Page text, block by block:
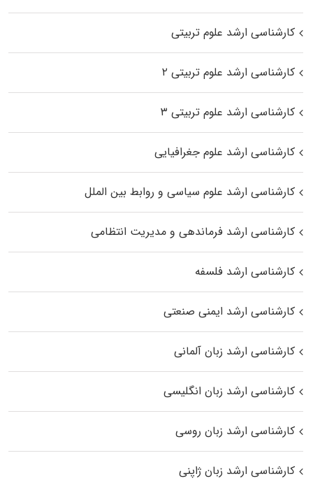
کارشناسی ارشد علوم تربیتی
کارشناسی ارشد علوم تربیتی ۲
کارشناسی ارشد علوم تربیتی ۳
کارشناسی ارشد علوم جغرافیایی
کارشناسی ارشد علوم سیاسی و روابط بین الملل
کارشناسی ارشد فرماندهی و مدیریت انتظامی
کارشناسی ارشد فلسفه
کارشناسی ارشد ایمنی صنعتی
کارشناسی ارشد زبان آلمانی
کارشناسی ارشد زبان انگلیسی
کارشناسی ارشد زبان روسی
کارشناسی ارشد زبان ژاپنی